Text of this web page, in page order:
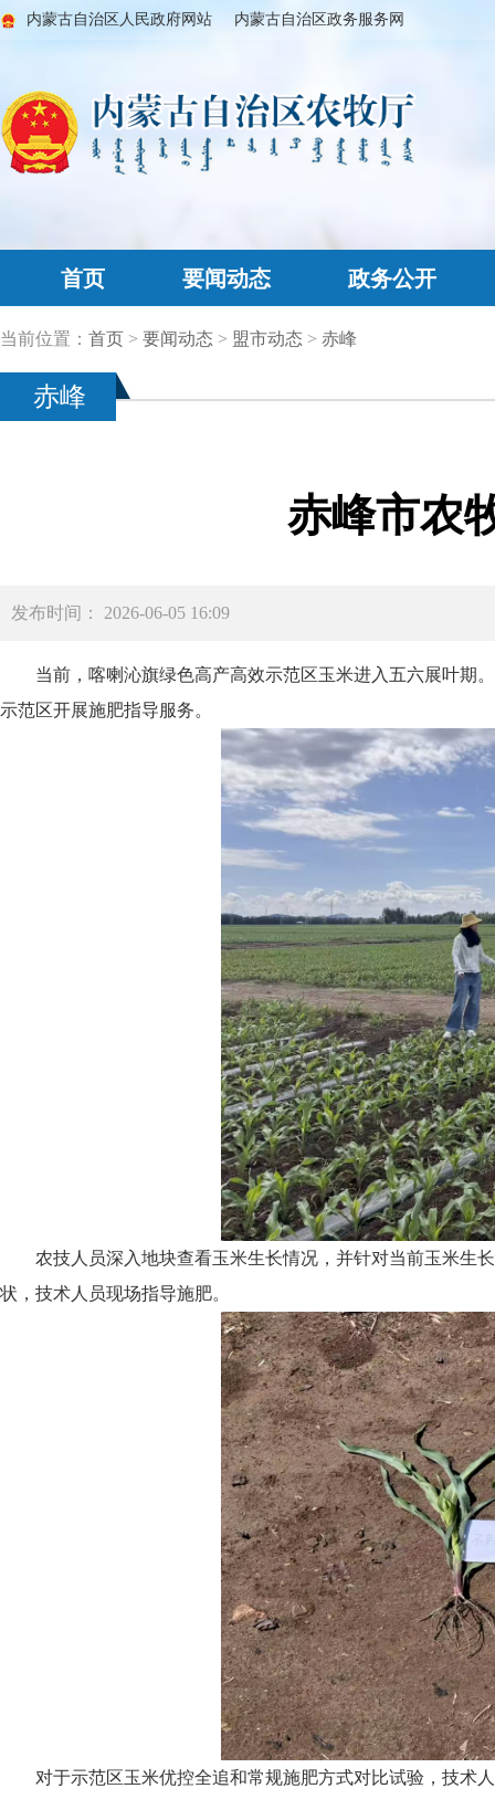
内蒙古自治区人民政府网站 内蒙古自治区政务服务网
首页 要闻动态 政务公开
当前位置： 首页 > 要闻动态 > 盟市动态 > 赤峰
赤峰
赤峰市农
发布时间： 2026-06-05 16:09
当前，喀喇沁旗绿色高产高效示范区玉米进入五六展叶期
示范区开展施肥指导服务。
农技人员深入地块查看玉米生长情况，并针对当前玉米生
状，技术人员现场指导施肥。
对于示范区玉米优控全追和常规施肥方式对比试验，技术